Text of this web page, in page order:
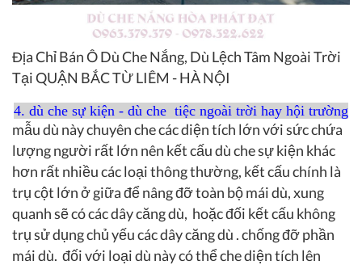
Địa Chỉ Bán Ô Dù Che Nắng, Dù Lệch Tâm Ngoài Trời
Tại QUẬN BẮC TỪ LIÊM - HÀ NỘI
4. dù che sự kiện - dù che tiệc ngoài trời hay hội trường
mẫu dù này chuyên che các diện tích lớn với sức chứa
lượng người rất lớn nên kết cấu dù che sự kiện khác
hơn rất nhiều các loại thông thường, kết cấu chính là
trụ cột lớn ở giữa để nâng đỡ toàn bộ mái dù, xung
quanh sẽ có các dây căng dù, hoặc đối kết cấu không
trụ sử dụng chủ yếu các dây căng dù . chống đỡ phần
mái dù. đối với loại dù này có thể che diện tích lên